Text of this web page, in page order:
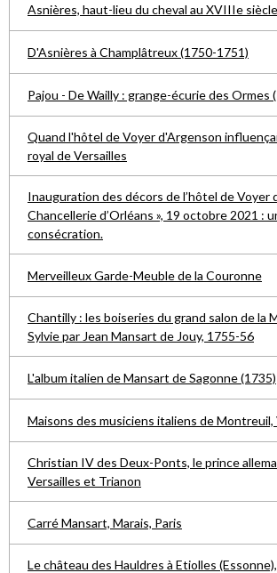
Asnières, haut-lieu du cheval au XVIIIe siècle
D'Asnières à Champlâtreux (1750-1751)
Pajou - De Wailly : grange-écurie des Ormes
Quand l'hôtel de Voyer d'Argenson
royal de Versailles
Inauguration des décors de l’hôtel de Voyer
Chancellerie d’Orléans », 19 octobre 2021 :
consécration.
Merveilleux Garde-Meuble de la Couronne
Chantilly : les boiseries du grand salon de la
Sylvie par Jean Mansart de Jouy, 1755-56
L'album italien de Mansart de Sagonne (1735)
Maisons des musiciens italiens de Montreuil,
Christian IV des Deux-Ponts, le prince
Versailles et Trianon
Carré Mansart, Marais, Paris
Le château des Hauldres à Etiolles